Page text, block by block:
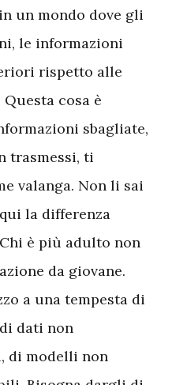
un mondo dove gli
le informazioni
rispetto alle
cosa è
sbagliate,
trasmessi, ti
valanga. Non li sai
la differenza
è più adulto non
da giovane.
a una tempesta di
dati non
di modelli non